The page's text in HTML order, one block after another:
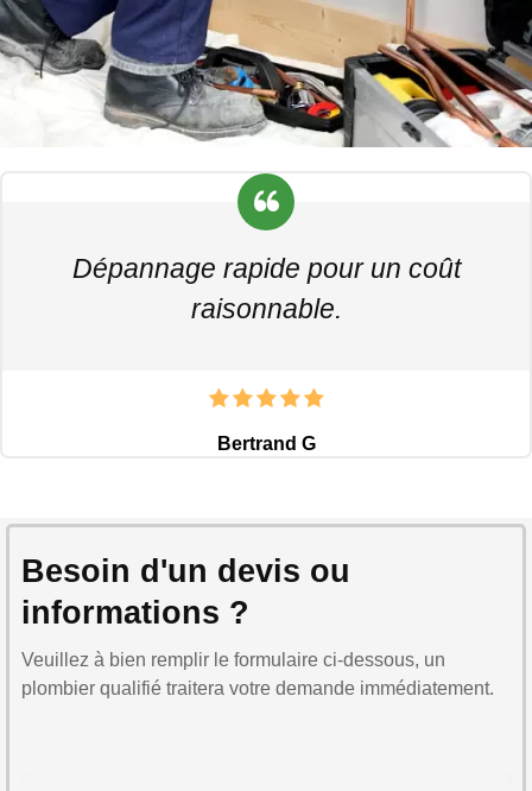
Dépannage rapide pour un coût
raisonnable.
Bertrand G
Besoin d'un devis ou
informations ?
Veuillez à bien remplir le formulaire ci-dessous, un
plombier qualifié traitera votre demande immédiatement.